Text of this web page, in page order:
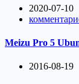
2020-07-10
Meizu Pro 5
2016-08-19